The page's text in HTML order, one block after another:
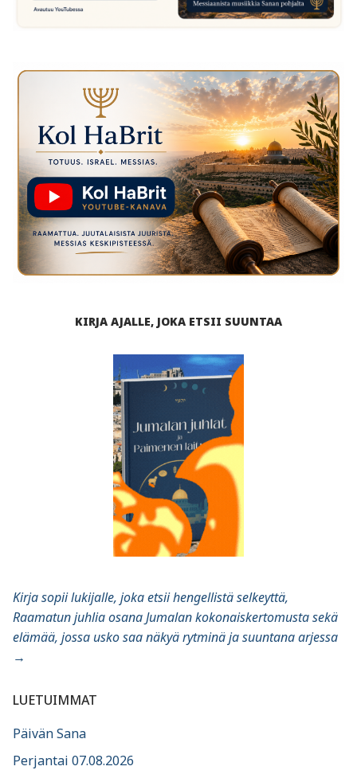
KIRJA AJALLE, JOKA ETSII SUUNTAA
Kirja sopii lukijalle, joka etsii hengellistä selkeyttä,
Raamatun juhlia osana Jumalan kokonaiskertomusta sekä
elämää, jossa usko saa näkyä rytminä ja suuntana arjessa
→
LUETUIMMAT
Päivän Sana
Perjantai 07.08.2026